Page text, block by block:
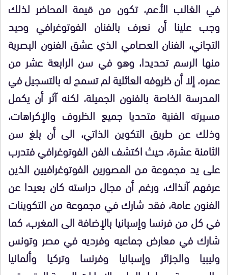
في الغالب الأعم، تكون من قيمة المحاضر لذلك
وجب علينا أن نعرف بالفنان الفوتوغرافي وحيد
التجاني، الفنان العصامي الذي عشق الفنون البصرية
منها الرسم تحديدا، وهو في سن الرابعة عشر من
عمره، إلا أن ظروفه العائلية لم تسمح له بالتسجيل في
المدرسة الخاصة بالفنون الجميلة، لكنه آثر أن يكمل
مسيرته الفنية متحديا جميع الظروف والإكراهات،
وذلك عن طريق التكوين الذاتي، الى أن بلغ سن
الثامنة عشرة، حيث اكتشف الفن الفوتوغرافي فتدرب
على يد مجموعة من المصورين الفوتوغرافيين الذين
عرفهم آنذاك، ورغم أن مجال دراسته كان بعيدا عن
الفنون عامة، فقد شارك في مجموعة من التكوينات
في كل من فرنسا وإسبانيا بالإضافة الى المغرب، كما
شارك في معارض جماعيه وفرديه في مصر وتونس
وليبيا والجزائر وإسبانيا وفرنسا وتركيا وألمانيا